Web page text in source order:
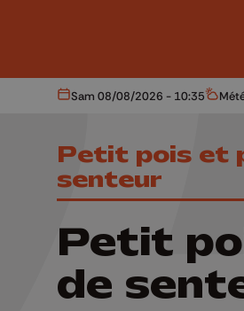
Aujourd'hui
Sam 08/08/2026 - 10:35 Météo
Petit pois et
senteur
Petit
de